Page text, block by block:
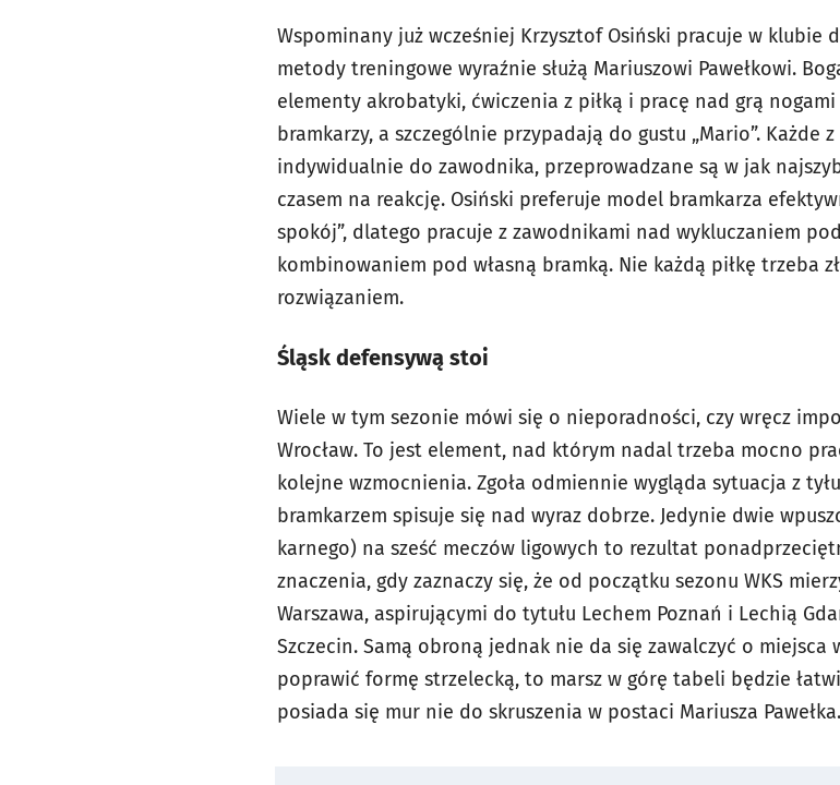
Wspominany już wcześniej Krzysztof Osiński pracuje w klubie
metody treningowe wyraźnie służą Mariuszowi Pawełkowi.
elementy akrobatyki, ćwiczenia z piłką i pracę nad grą nogami
bramkarzy, a szczególnie przypadają do gustu „Mario”. Każde
indywidualnie do zawodnika, przeprowadzane są w jak
czasem na reakcję. Osiński preferuje model bramkarza
spokój”, dlatego pracuje z zawodnikami nad wykluczaniem
kombinowaniem pod własną bramką. Nie każdą piłkę trzeba
rozwiązaniem.
Śląsk defensywą stoi
Wiele w tym sezonie mówi się o nieporadności, czy wręcz
Wrocław. To jest element, nad którym nadal trzeba mocno
kolejne wzmocnienia. Zgoła odmiennie wygląda sytuacja z
bramkarzem spisuje się nad wyraz dobrze. Jedynie dwie
karnego) na sześć meczów ligowych to rezultat
znaczenia, gdy zaznaczy się, że od początku sezonu WKS
Warszawa, aspirującymi do tytułu Lechem Poznań i Lechią
Szczecin. Samą obroną jednak nie da się zawalczyć o miejsca
poprawić formę strzelecką, to marsz w górę tabeli będzie
posiada się mur nie do skruszenia w postaci Mariusza Pawełka.